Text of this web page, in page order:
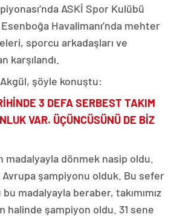
ASKİ Spor Kulübü
Havalimanı’nda mehter
sporcu arkadaşları ve
karşılandı.
şöyle konuştu:
3 DEFA SERBEST TAKIM
VAR. ÜÇÜNCÜSÜNÜ DE BİZ
madalyayla dönmek nasip oldu.
Avrupa şampiyonu olduk. Bu sefer
madalyayla beraber, takımımız
halinde şampiyon oldu. 31 sene